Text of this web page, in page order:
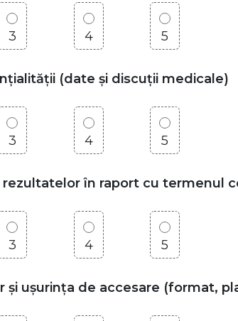
3 4 5
(date și discuții medicale)
3 4 5
rezultatelor în raport cu termenul
3 4 5
și ușurința de accesare (format,